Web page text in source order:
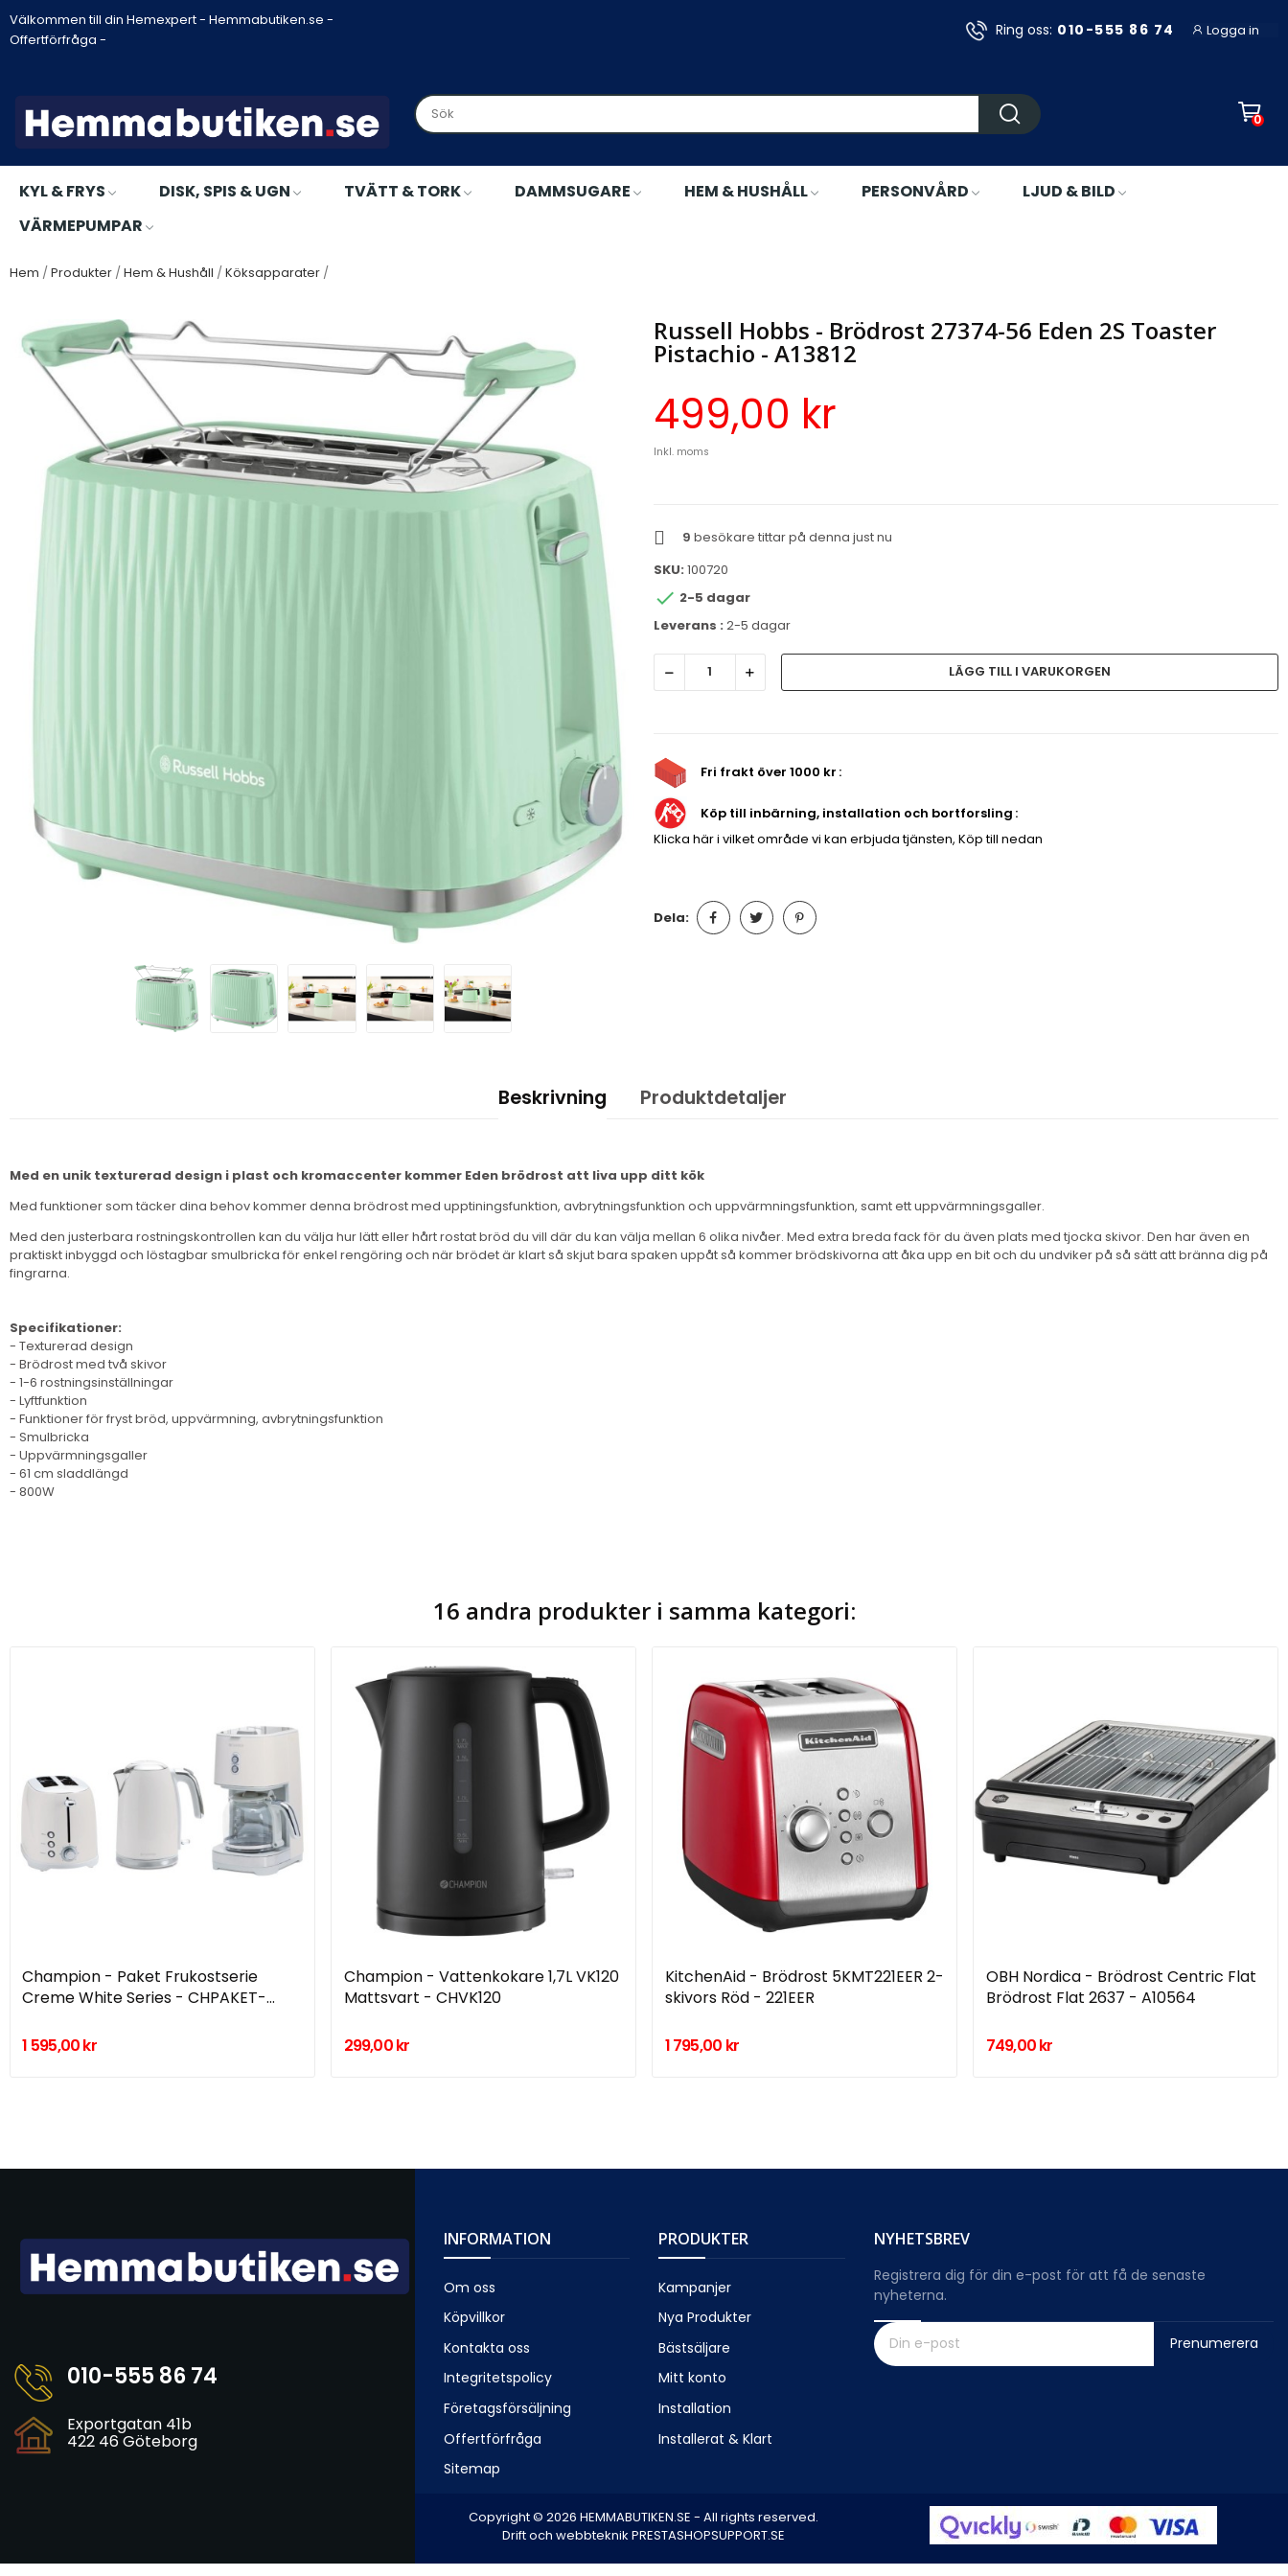
Välkommen till din Hemexpert - Hemmabutiken.se -
Offertförfråga -
Ring oss: 010-555 86 74 Logga in
0
KYL & FRYS DISK, SPIS & UGN TVÄTT & TORK DAMMSUGARE HEM & HUSHÅLL PERSONVÅRD
LJUD & BILD
VÄRMEPUMPAR
Hem Produkter Hem & Hushåll Köksapparater
Russell Hobbs - Brödrost 27374-56 Eden 2S Toaster
Pistachio - A13812
499,00 kr
Inkl. moms
9 besökare tittar på denna just nu
SKU: 100720
 2-5 dagar
Leverans : 2-5 dagar
LÄGG TILL I VARUKORGEN
Fri frakt över 1000 kr
Köp till inbärning, installation och bortforsling
Klicka här i vilket område vi kan erbjuda tjänsten, Köp till nedan
Dela:
Beskrivning Produktdetaljer
Med en unik texturerad design i plast och kromaccenter kommer Eden brödrost att liva upp ditt kök
Med funktioner som täcker dina behov kommer denna brödrost med upptiningsfunktion, avbrytningsfunktion och uppvärmningsfunktion, samt ett uppvärmningsgaller.
Med den justerbara rostningskontrollen kan du välja hur lätt eller hårt rostat bröd du vill där du kan välja mellan 6 olika nivåer. Med extra breda fack för du även plats med tjocka skivor. Den har även en
praktiskt inbyggd och löstagbar smulbricka för enkel rengöring och när brödet är klart så skjut bara spaken uppåt så kommer brödskivorna att åka upp en bit och du undviker på så sätt att bränna dig på
fingrarna.
Specifikationer:
- Texturerad design
- Brödrost med två skivor
- 1-6 rostningsinställningar
- Lyftfunktion
- Funktioner för fryst bröd, uppvärmning, avbrytningsfunktion
- Smulbricka
- Uppvärmningsgaller
- 61 cm sladdlängd
- 800W
16 andra produkter i samma kategori:
Champion - Paket Frukostserie
Creme White Series - CHPAKET-
1 595,00 kr
Champion - Vattenkokare 1,7L VK120
Mattsvart - CHVK120
299,00 kr
KitchenAid - Brödrost 5KMT221EER 2-
skivors Röd - 221EER
1 795,00 kr
OBH Nordica - Brödrost Centric Flat
Brödrost Flat 2637 - A10564
749,00 kr
010-555 86 74
Exportgatan 41b
422 46 Göteborg
INFORMATION
Om oss
Köpvillkor
Kontakta oss
Integritetspolicy
Företagsförsäljning
Offertförfråga
Sitemap
PRODUKTER
Kampanjer
Nya Produkter
Bästsäljare
Mitt konto
Installation
Installerat & Klart
NYHETSBREV
Registrera dig för din e-post för att få de senaste
nyheterna.
Prenumerera
Copyright © 2026 HEMMABUTIKEN.SE - All rights reserved.
Drift och webbteknik PRESTASHOPSUPPORT.SE